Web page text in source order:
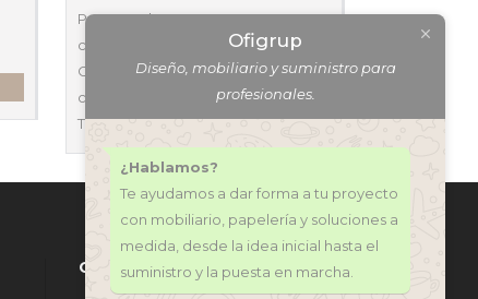
Presentado con
cuerpo relleno.
Cierre de
cremallera ancha.
Tamaño 22 x 7…
AÑADIR AL CARRITO
CONTÁCTANOS
Ofigrup
Diseño, mobiliario y suministro para
profesionales.
¿Hablamos?
Te ayudamos a dar forma a tu proyecto
con mobiliario, papelería y soluciones a
medida, desde la idea inicial hasta el
suministro y la puesta en marcha.